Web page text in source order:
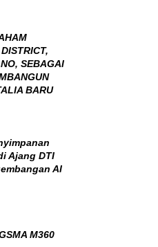
SEBAGAI
BARU
Ajang DTI
AI
M360